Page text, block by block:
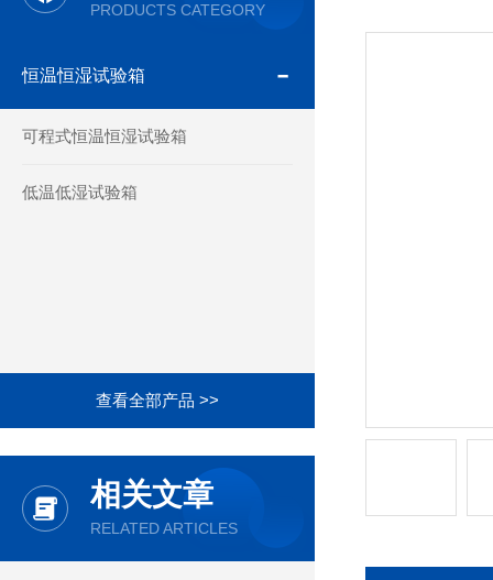
PRODUCTS CATEGORY
恒温恒湿试验箱
可程式恒温恒湿试验箱
低温低湿试验箱
查看全部产品 >>
相关文章
RELATED ARTICLES